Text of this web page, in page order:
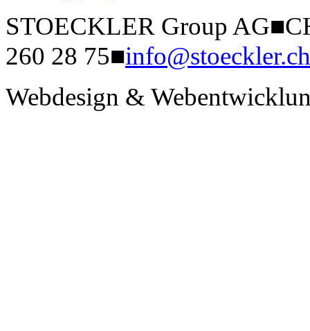
STOECKLER Group AG■
260 28 75■info@stoeckler.ch
Webdesign &